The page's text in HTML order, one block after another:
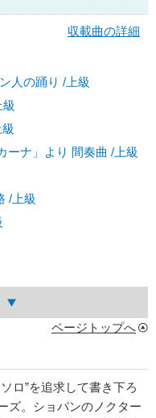
収載曲の詳細
人の踊り /上級
ーナ」より 間奏曲 /上級
/上級
ページトップへ
ロ”を追求して書き下ろ
ズ。ショパンのノクター